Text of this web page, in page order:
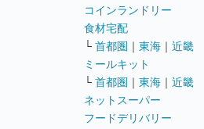
コインランドリー
食材宅配
└ 首都圏 ｜ 東海 ｜ 近畿
ミールキット
└ 首都圏 ｜ 東海 ｜ 近畿
ネットスーパー
フードデリバリー